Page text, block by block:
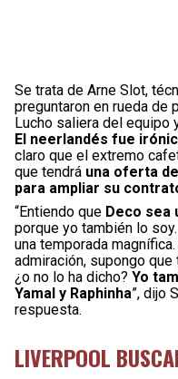
Se trata de Arne Slot,
preguntaron en rueda de
Lucho saliera del equipo
El neerlandés fue
claro que el extremo
que tendrá una oferta
para ampliar su
“Entiendo que Deco sea
porque yo también lo
una temporada
admiración, supongo que
¿o no lo ha dicho? Yo
Yamal y Raphinha”, dijo
respuesta.
LIVERPOOL